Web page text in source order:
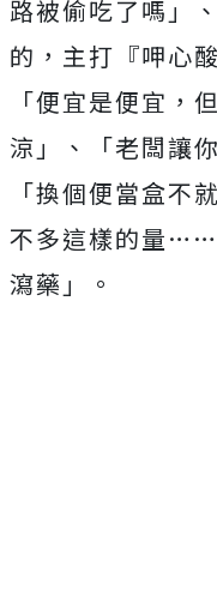
路被偷吃了嗎」
的，主打『呷心
「便宜是便宜，
涼」、
「老闆讓
「換個便當盒不
不多這樣的量……
瀉藥」。